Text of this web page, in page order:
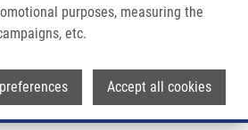
purposes, measuring the
etc.
Accept all cookies
Telefon:+420 585 632 050
Skupiny: ÚMTM, LEM, PERSONÁL